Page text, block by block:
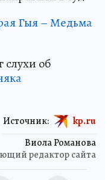
Гыя – Медьма
об
Виола Романова
редактор сайта
Источник: kp.ru